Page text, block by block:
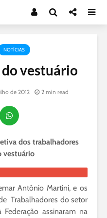
NOTÍCIAS
vestuário
de 2012 2 min read
dos trabalhadores
vestuário
Antônio Martini, e os
Trabalhadores do setor
assinaram na